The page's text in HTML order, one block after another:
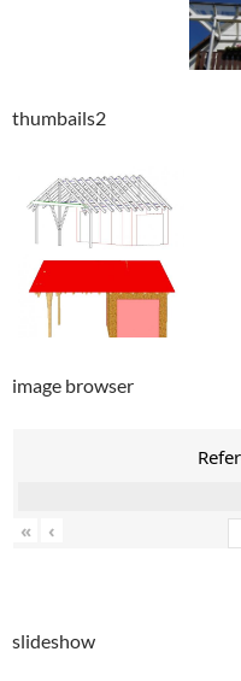
thumbails2
image browser
« ‹
slideshow